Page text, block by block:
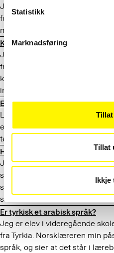
Statistikk
Marknadsføring
Tillat
Ikkje
Jeg skriver en tekst som
funksjon og vår oppfattelse av
meg hvordan dere vil definere
Kan det med tiden bli bare ett
Jeg lurer på om kanskje norsk,
framtiden kan bli ett språk.
kan bli det? Tross sine ulikheter
innenfor andre språk rundt om i
Er albansk språk ei form for
Læraren min påstår at albansk
eigentleg ikkje så mykje
tek feil.
Hvorfor forstår kosovoalbanere
Jeg kjenner noen
serbisk helt uten problemer.
serbisk er i nær slekt med
svensk?
Er tyrkisk et arabisk språk?
Jeg er elev i videregående
fra Tyrkia. Norsklæreren min
språk, og sier at det står i